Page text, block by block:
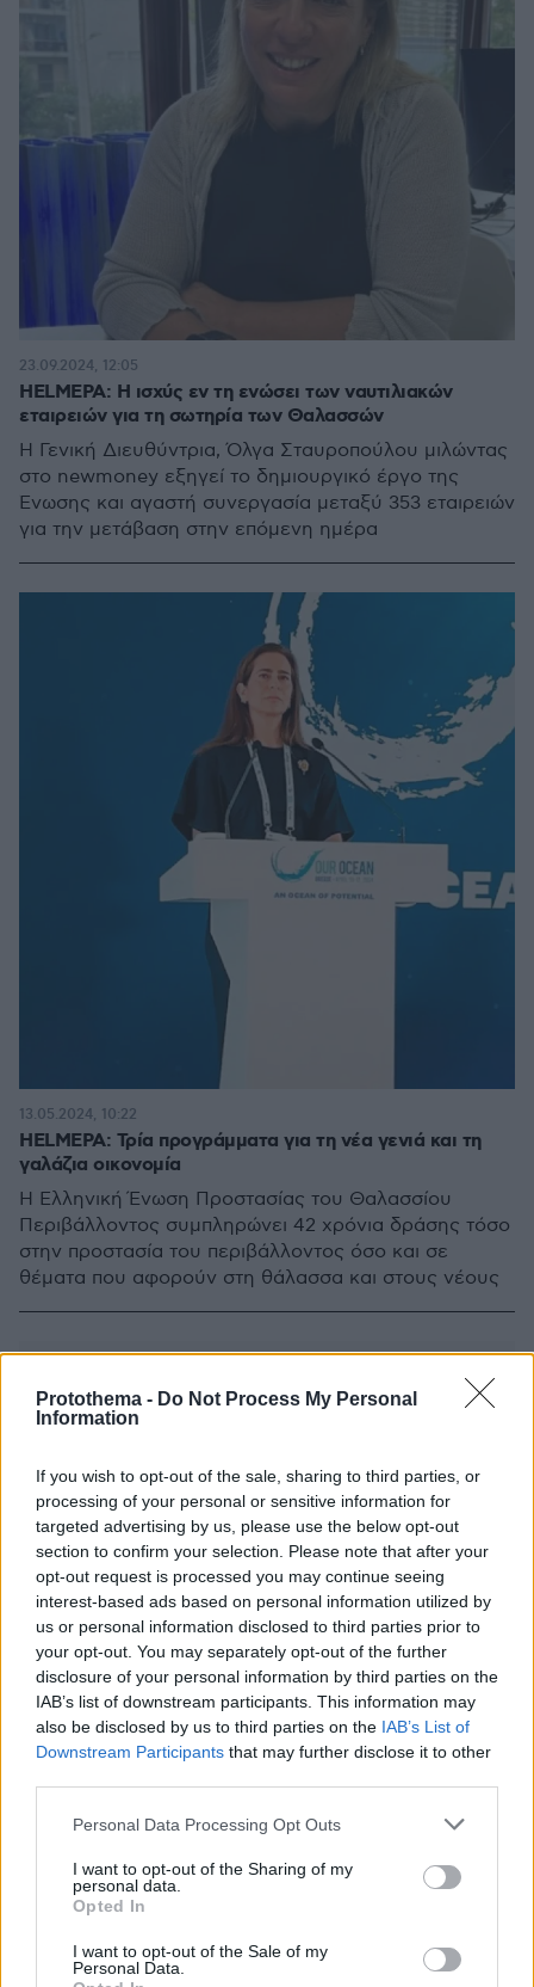
Protothema - Do Not Process My Personal
Information
If you wish to opt-out of the sale, sharing to third parties, or
processing of your personal or sensitive information for
targeted advertising by us, please use the below opt-out
section to confirm your selection. Please note that after your
opt-out request is processed you may continue seeing
interest-based ads based on personal information utilized by
us or personal information disclosed to third parties prior to
your opt-out. You may separately opt-out of the further
disclosure of your personal information by third parties on the
IAB’s list of downstream participants. This information may
also be disclosed by us to third parties on the IAB’s List of
Downstream Participants that may further disclose it to other
Please note that this website/app uses one or more Google
not limited to your visit or usage behaviour. You may click to
grant or deny consent to Google and its third-party tags to
use your data for below specified purposes in below Google
consent section.
Personal Data Processing Opt Outs
I want to opt-out of the Sharing of my
personal data.
Opted In
I want to opt-out of the Sale of my
Personal Data.
HELMEPA: Η ισχύς εν τη ενώσει των ναυτιλιακών
εταιρειών για τη σωτηρία των Θαλασσών
Η Γενική Διευθύντρια, Όλγα Σταυροπούλου μιλώντας
στο newmoney εξηγεί το δημιουργικό έργο της
Ένωσης και αγαστή συνεργασία μεταξύ 353 εταιρειών
για την μετάβαση στην επόμενη ημέρα
23.09.2024, 12:05
HELMEPA: Τρία προγράμματα για τη νέα γενιά και τη
γαλάζια οικονομία
Η Ελληνική Ένωση Προστασίας του Θαλασσίου
Περιβάλλοντος συμπληρώνει 42 χρόνια δράσης τόσο
στην προστασία του περιβάλλοντος όσο και σε
θέματα που αφορούν στη θάλασσα και στους νέους
13.05.2024, 10:22
HELMEPA: Εθελοντές καθάρισαν 83 χιλιόμετρα
ακτογραμμής εν μέσω της πανδημίας
Οι καθαρισμοί κάλυψαν το εντυπωσιακό συνολικό
μήκος ακτογραμμής των 83 χλμ, ενώ οι εθελοντές
11.01.2021, 12:12 1